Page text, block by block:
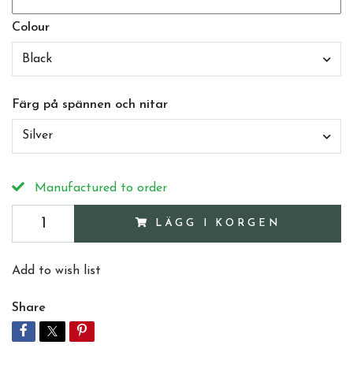
Colour
Black
Färg på spännen och nitar
Silver
Manufactured to order
LÄGG I KORGEN
Add to wish list
Share